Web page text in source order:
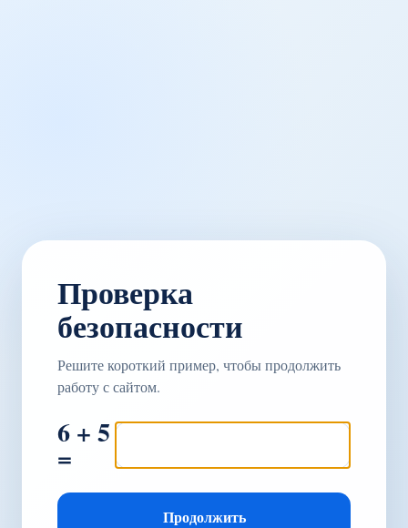
Проверка
безопасности
Решите короткий пример, чтобы продолжить
работу с сайтом.
6 + 5
=
Продолжить